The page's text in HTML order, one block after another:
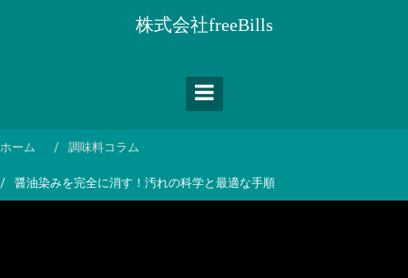
ス
ッ
株式会社freeBills
ホーム 調味料コラム
醤油染みを完全に消す！汚れの科学と最適な手順